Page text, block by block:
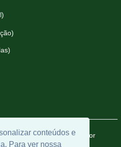
conteúdos e
Para ver nossa
6665-J | Desenvolvido por